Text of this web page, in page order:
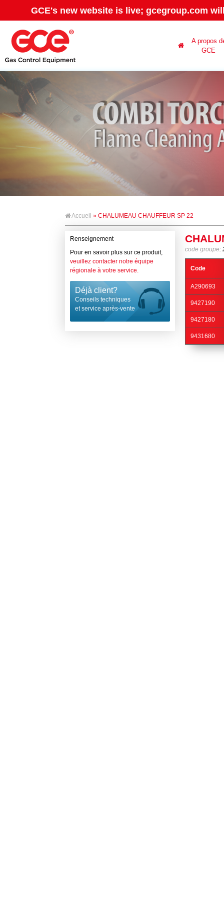
GCE's new website is live; gcegroup.com
A propos
GCE
Accueil » CHALUMEAU CHAUFFEUR SP 22
Renseignement
Pour en savoir plus sur ce produit,
veuillez contacter notre équipe
régionale à votre service.
Déjà client?
Conseils techniques
et service après-vente
code groupe:
Code
A290693
9427190
9427180
9431680